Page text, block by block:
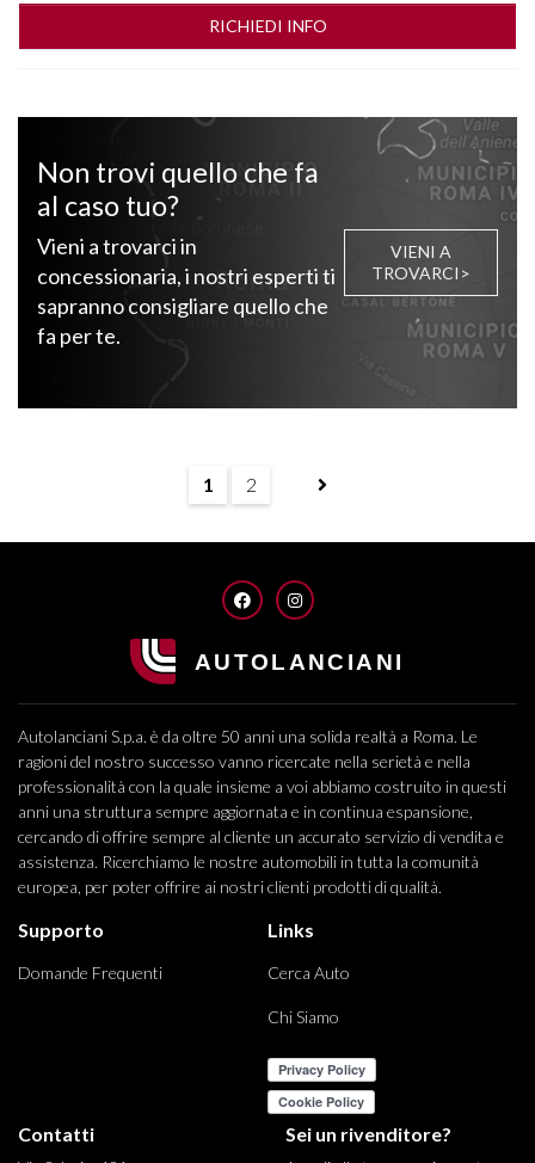
RICHIEDI INFO
Non trovi quello che fa
al caso tuo?
Vieni a trovarci in
concessionaria, i nostri esperti ti
sapranno consigliare quello che
fa per te.
VIENI A
TROVARCI>
1 2
FACEBOOKINSTAGRAM
Autolanciani S.p.a. è da oltre 50 anni una solida realtà a Roma. Le
ragioni del nostro successo vanno ricercate nella serietà e nella
professionalità con la quale insieme a voi abbiamo costruito in questi
anni una struttura sempre aggiornata e in continua espansione,
cercando di offrire sempre al cliente un accurato servizio di vendita e
assistenza. Ricerchiamo le nostre automobili in tutta la comunità
europea, per poter offrire ai nostri clienti prodotti di qualità.
Supporto
Domande Frequenti
Links
Cerca Auto
Chi Siamo
Contatti Sei un rivenditore?